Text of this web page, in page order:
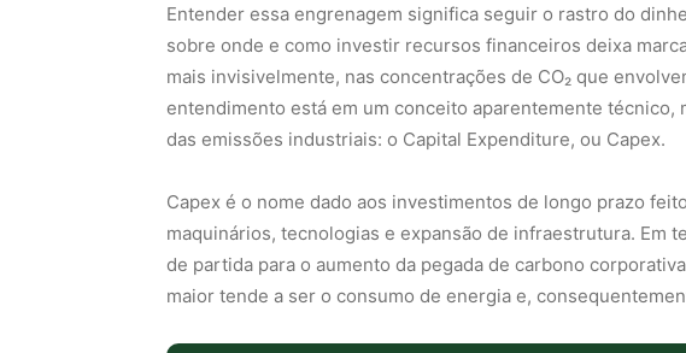
Entender essa engrenagem significa seguir o rastro do
sobre onde e como investir recursos financeiros deixa
mais invisivelmente, nas concentrações de CO₂ que
entendimento está em um conceito aparentemente técnico,
das emissões industriais: o Capital Expenditure, ou Capex.
Capex é o nome dado aos investimentos de longo prazo
maquinários, tecnologias e expansão de infraestrutura. Em
de partida para o aumento da pegada de carbono
maior tende a ser o consumo de energia e,